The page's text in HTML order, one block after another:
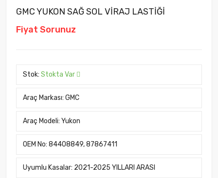
GMC YUKON SAĞ SOL VİRAJ LASTİĞİ
Fiyat Sorunuz
Stok: Stokta Var
Araç Markası: GMC
Araç Modeli: Yukon
OEM No: 84408849, 87867411
Uyumlu Kasalar: 2021-2025 YILLARI ARASI